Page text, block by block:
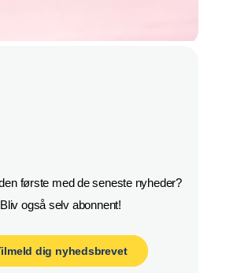
første med de seneste nyheder?
Bliv også selv abonnent!
dig nyhedsbrevet